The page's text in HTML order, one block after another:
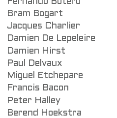
Bram Bogart
Jacques Charlier
Damien De Lepeleire
Damien Hirst
Paul Delvaux
Miguel Etchepare
Francis Bacon
Peter Halley
Berend Hoekstra